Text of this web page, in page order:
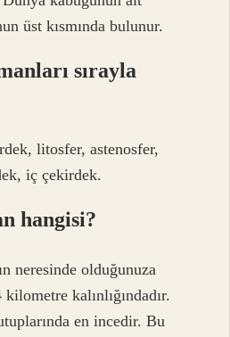
üst kısmında bulunur.
sırayla
litosfer, astenosfer,
iç çekirdek.
hangisi?
neresinde olduğunuza
kalınlığındadır.
en incedir. Bu